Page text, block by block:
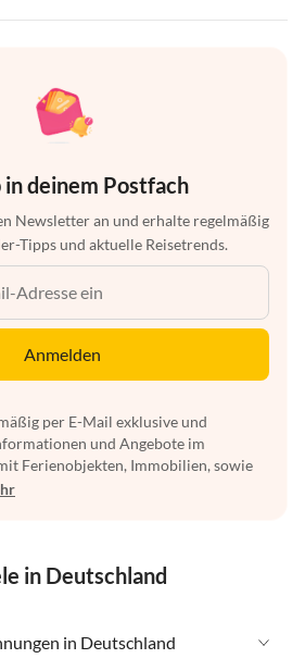
in deinem Postfach
Newsletter an und erhalte regelmäßig
Tipps und aktuelle Reisetrends.
Anmelden
per E-Mail exklusive und
und Angebote im
Ferienobjekten, Immobilien, sowie
in Deutschland
in Deutschland